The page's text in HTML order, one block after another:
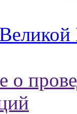
о